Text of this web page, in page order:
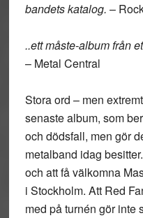
bandets katalog. –
..ett måste-album från
– Metal Central
Stora ord – men
senaste album, som
och dödsfall, men gör
metalband idag
och att få välkomna
i Stockholm. Att Red
med på turnén gör inte